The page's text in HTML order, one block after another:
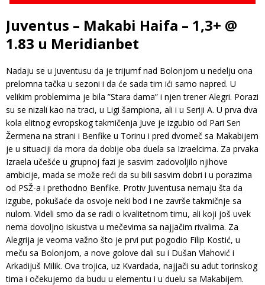
Juventus – Makabi Haifa – 1,3+ @
1.83 u Meridianbet
Nadaju se u Juventusu da je trijumf nad Bolonjom u nedelju ona
prelomna tačka u sezoni i da će sada tim ići samo napred. U
velikim problemima je bila ”Stara dama” i njen trener Alegri. Porazi
su se nizali kao na traci, u Ligi šampiona, ali i u Seriji A. U prva dva
kola elitnog evropskog takmičenja Juve je izgubio od Pari Sen
Žermena na strani i Benfike u Torinu i pred dvomeč sa Makabijem
je u situaciji da mora da dobije oba duela sa Izraelcima. Za prvaka
Izraela učešće u grupnoj fazi je sasvim zadovoljilo njihove
ambicije, mada se može reći da su bili sasvim dobri i u porazima
od PSŽ-a i prethodno Benfike. Protiv Juventusa nemaju šta da
izgube, pokušaće da osvoje neki bod i ne završe takmičnje sa
nulom. Videli smo da se radi o kvalitetnom timu, ali koji još uvek
nema dovoljno iskustva u mečevima sa najjačim rivalima. Za
Alegrija je veoma važno što je prvi put pogodio Filip Kostić, u
meču sa Bolonjom, a nove golove dali su i Dušan Vlahović i
Arkadijuš Milik. Ova trojica, uz Kvardada, najjači su adut torinskog
tima i očekujemo da budu u elementu i u duelu sa Makabijem.